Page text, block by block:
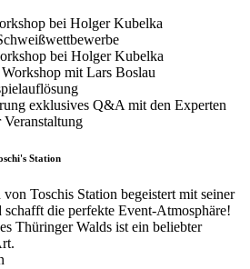
bei Holger Kubelka
bei Holger Kubelka
mit Lars Boslau
exklusives Q&A mit den Experten
Station
Toschis Station begeistert mit seiner
schafft die perfekte Event-Atmosphäre!
Thüringer Walds ist ein beliebter